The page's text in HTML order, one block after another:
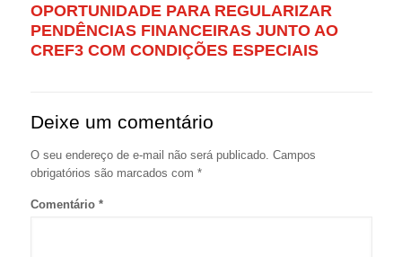
OPORTUNIDADE PARA REGULARIZAR
PENDÊNCIAS FINANCEIRAS JUNTO AO
CREF3 COM CONDIÇÕES ESPECIAIS
Deixe um comentário
O seu endereço de e-mail não será publicado. Campos
obrigatórios são marcados com *
Comentário *